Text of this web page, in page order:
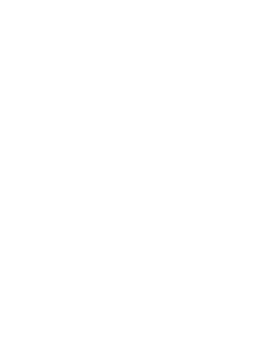
im Mai 2024!
2021! Unsere Tauchguides berichten an
Productions, Thorsten Rieck